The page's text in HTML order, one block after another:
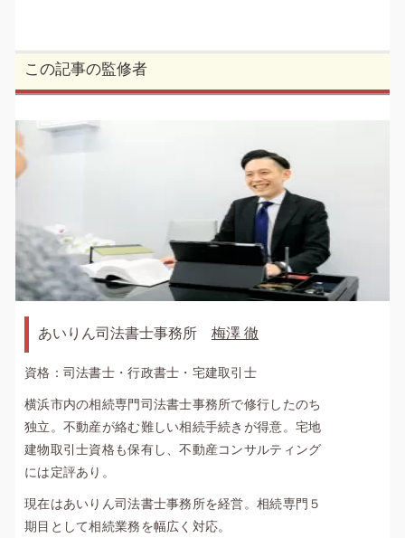
この記事の監修者
あいりん司法書士事務所 梅澤 徹
資格：司法書士・行政書士・宅建取引士
横浜市内の相続専門司法書士事務所で修行したのち
独立。不動産が絡む難しい相続手続きが得意。宅地
建物取引士資格も保有し、不動産コンサルティング
には定評あり。
現在はあいりん司法書士事務所を経営。相続専門５
期目として相続業務を幅広く対応。